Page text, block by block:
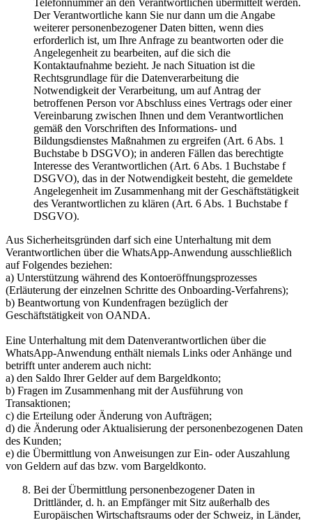
Telefonnummer an den Verantwortlichen übermittelt werden.
Der Verantwortliche kann Sie nur dann um die Angabe
weiterer personenbezogener Daten bitten, wenn dies
erforderlich ist, um Ihre Anfrage zu beantworten oder die
Angelegenheit zu bearbeiten, auf die sich die
Kontaktaufnahme bezieht. Je nach Situation ist die
Rechtsgrundlage für die Datenverarbeitung die
Notwendigkeit der Verarbeitung, um auf Antrag der
betroffenen Person vor Abschluss eines Vertrags oder einer
Vereinbarung zwischen Ihnen und dem Verantwortlichen
gemäß den Vorschriften des Informations- und
Bildungsdienstes Maßnahmen zu ergreifen (Art. 6 Abs. 1
Buchstabe b DSGVO); in anderen Fällen das berechtigte
Interesse des Verantwortlichen (Art. 6 Abs. 1 Buchstabe f
DSGVO), das in der Notwendigkeit besteht, die gemeldete
Angelegenheit im Zusammenhang mit der Geschäftstätigkeit
des Verantwortlichen zu klären (Art. 6 Abs. 1 Buchstabe f
DSGVO).
Aus Sicherheitsgründen darf sich eine Unterhaltung mit dem
Verantwortlichen über die WhatsApp-Anwendung ausschließlich
auf Folgendes beziehen:
a) Unterstützung während des Kontoeröffnungsprozesses
(Erläuterung der einzelnen Schritte des Onboarding-Verfahrens);
b) Beantwortung von Kundenfragen bezüglich der
Geschäftstätigkeit von OANDA.
Eine Unterhaltung mit dem Datenverantwortlichen über die
WhatsApp-Anwendung enthält niemals Links oder Anhänge und
betrifft unter anderem auch nicht:
a) den Saldo Ihrer Gelder auf dem Bargeldkonto;
b) Fragen im Zusammenhang mit der Ausführung von
Transaktionen;
c) die Erteilung oder Änderung von Aufträgen;
d) die Änderung oder Aktualisierung der personenbezogenen Daten
des Kunden;
e) die Übermittlung von Anweisungen zur Ein- oder Auszahlung
von Geldern auf das bzw. vom Bargeldkonto.
Bei der Übermittlung personenbezogener Daten in
Drittländer, d. h. an Empfänger mit Sitz außerhalb des
Europäischen Wirtschaftsraums oder der Schweiz, in Länder,